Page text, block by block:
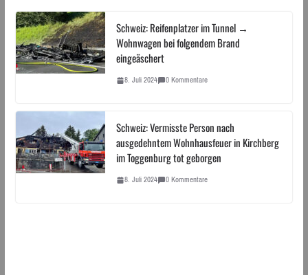
Schweiz: Reifenplatzer im Tunnel →
Wohnwagen bei folgendem Brand
eingeäschert
8. Juli 2024 0 Kommentare
Schweiz: Vermisste Person nach
ausgedehntem Wohnhausfeuer in Kirchberg
im Toggenburg tot geborgen
8. Juli 2024 0 Kommentare